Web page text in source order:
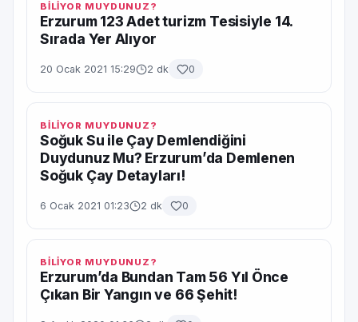
BİLİYOR MUYDUNUZ?
Erzurum 123 Adet turizm Tesisiyle 14.
Sırada Yer Alıyor
20 Ocak 2021 15:29 2 dk 0
BİLİYOR MUYDUNUZ?
Soğuk Su ile Çay Demlendiğini
Duydunuz Mu? Erzurum’da Demlenen
Soğuk Çay Detayları!
6 Ocak 2021 01:23 2 dk 0
BİLİYOR MUYDUNUZ?
Erzurum’da Bundan Tam 56 Yıl Önce
Çıkan Bir Yangın ve 66 Şehit!